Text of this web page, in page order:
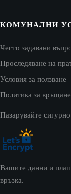
КОМУНАЛНИ
Често задавани
Проследяване на
Условия за ползване
Политика за връщане
Пазарувайте сигурно
Вашите данни и
връзка.